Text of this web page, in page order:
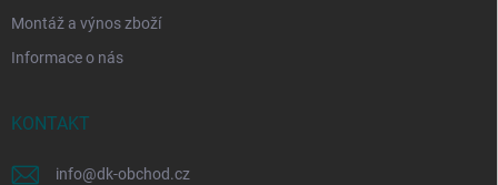
Montáž a výnos zboží
Informace o nás
KONTAKT
info@dk-obchod.cz